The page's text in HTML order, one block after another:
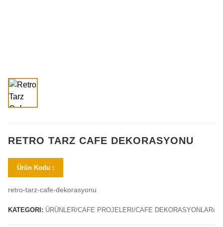
RETRO TARZ CAFE DEKORASYONU
Ürün Kodu :
retro-tarz-cafe-dekorasyonu
KATEGORI: ÜRÜNLER/CAFE PROJELERI/CAFE DEKORASYONLARı